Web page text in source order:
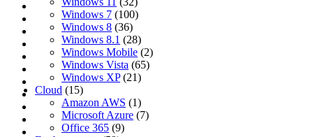
Windows 7 (100)
Windows 8 (36)
Windows 8.1 (28)
Windows Mobile (2)
Windows Vista (65)
Windows XP(21)
Cloud (15)
Amazon AWS (1)
Microsoft Azure (7)
Office 365 (9)